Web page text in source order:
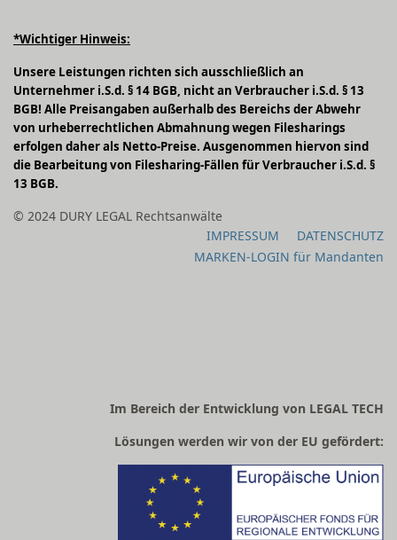
*Wichtiger Hinweis:
Unsere Leistungen richten sich ausschließlich an
Unternehmer i.S.d. § 14 BGB, nicht an Verbraucher i.S.d. § 13
BGB! Alle Preisangaben außerhalb des Bereichs der Abwehr
von urheberrechtlichen Abmahnung wegen Filesharings
erfolgen daher als Netto-Preise. Ausgenommen hiervon sind
die Bearbeitung von Filesharing-Fällen für Verbraucher i.S.d. §
13 BGB.
© 2024 DURY LEGAL Rechtsanwälte
IMPRESSUM
DATENSCHUTZ
MARKEN-LOGIN für Mandanten
Im Bereich der Entwicklung von LEGAL TECH
Lösungen werden wir von der EU gefördert: